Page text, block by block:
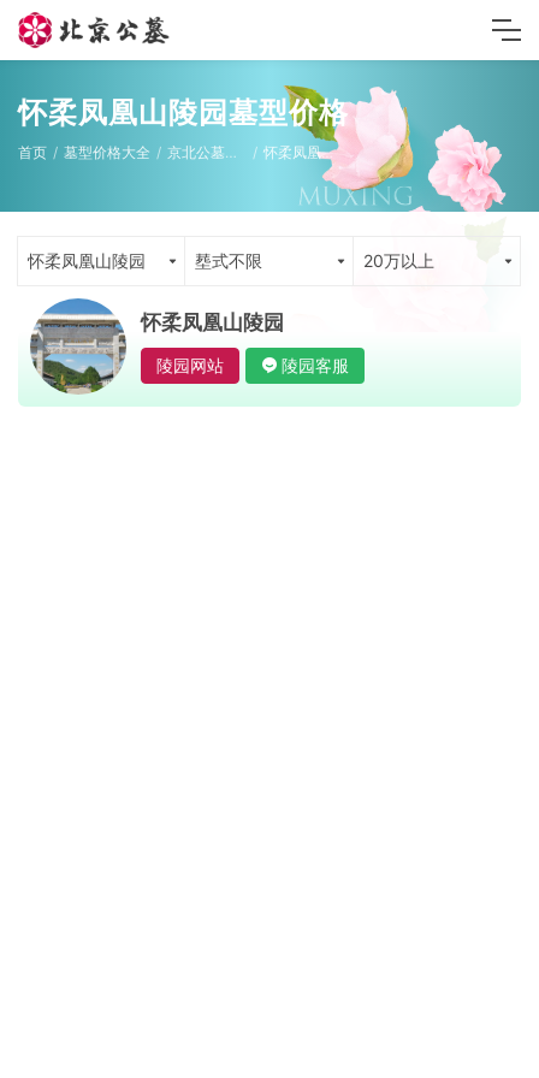
怀柔凤凰山陵园墓型价格
首页 墓型价格大全 京北公墓墓型 怀柔凤凰山陵园
怀柔凤凰山陵园 塟式不限 20万以上
怀柔凤凰山陵园
陵园网站 陵园客服